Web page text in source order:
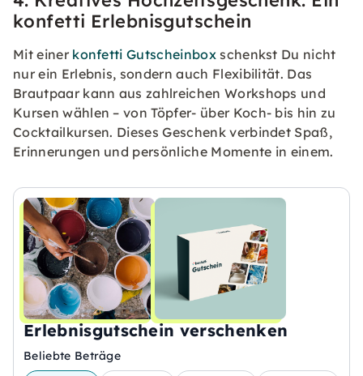
konfetti Erlebnisgutschein
Mit einer konfetti Gutscheinboxschenkst Du nicht
nur ein Erlebnis, sondern auch Flexibilität. Das
Brautpaar kann aus zahlreichen Workshops und
Kursen wählen – von Töpfer- über Koch- bis hin zu
Cocktailkursen. Dieses Geschenk verbindet Spaß,
Erinnerungen und persönliche Momente in einem.
Erlebnisgutschein verschenken
Beliebte Beträge